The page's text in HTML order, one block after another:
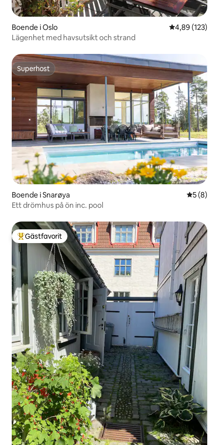
Boende i Oslo 4,89 av 5 i
4,89 (123)
Lägenhet med havsutsikt och strand
Superhost
Superhost
Boende i Snarøya 5 av 5 i
5 (8)
Ett drömhus på ön inc. pool
Populär gästfavorit
Gästfavorit